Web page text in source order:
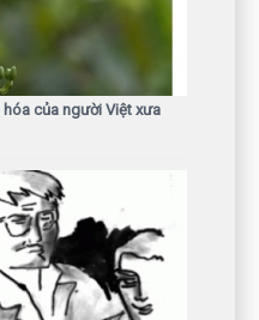
của người Việt xưa